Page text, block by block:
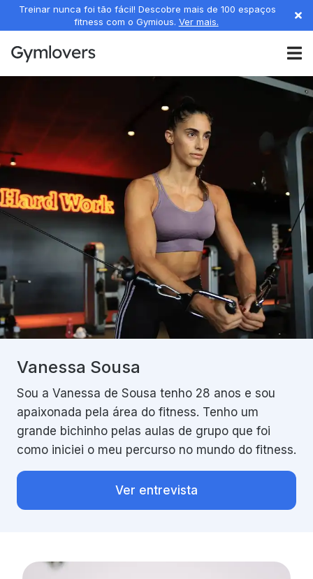
Treinar nunca foi tão fácil! Descobre mais de 100 espaços
fitness com o Gymious. Ver mais.
Vanessa Sousa
Sou a Vanessa de Sousa tenho 28 anos e sou
apaixonada pela área do fitness. Tenho um
grande bichinho pelas aulas de grupo que foi
como iniciei o meu percurso no mundo do fitness.
Ver entrevista